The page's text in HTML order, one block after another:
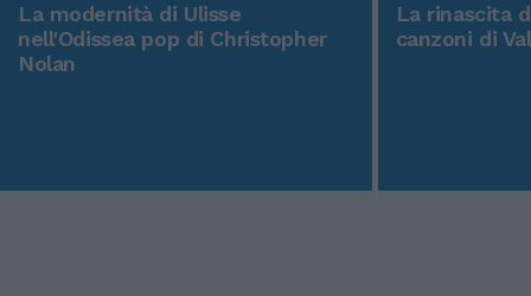
La modernità di Ulisse
nell'Odissea pop di Christopher
Nolan
La rinascita
canzoni di